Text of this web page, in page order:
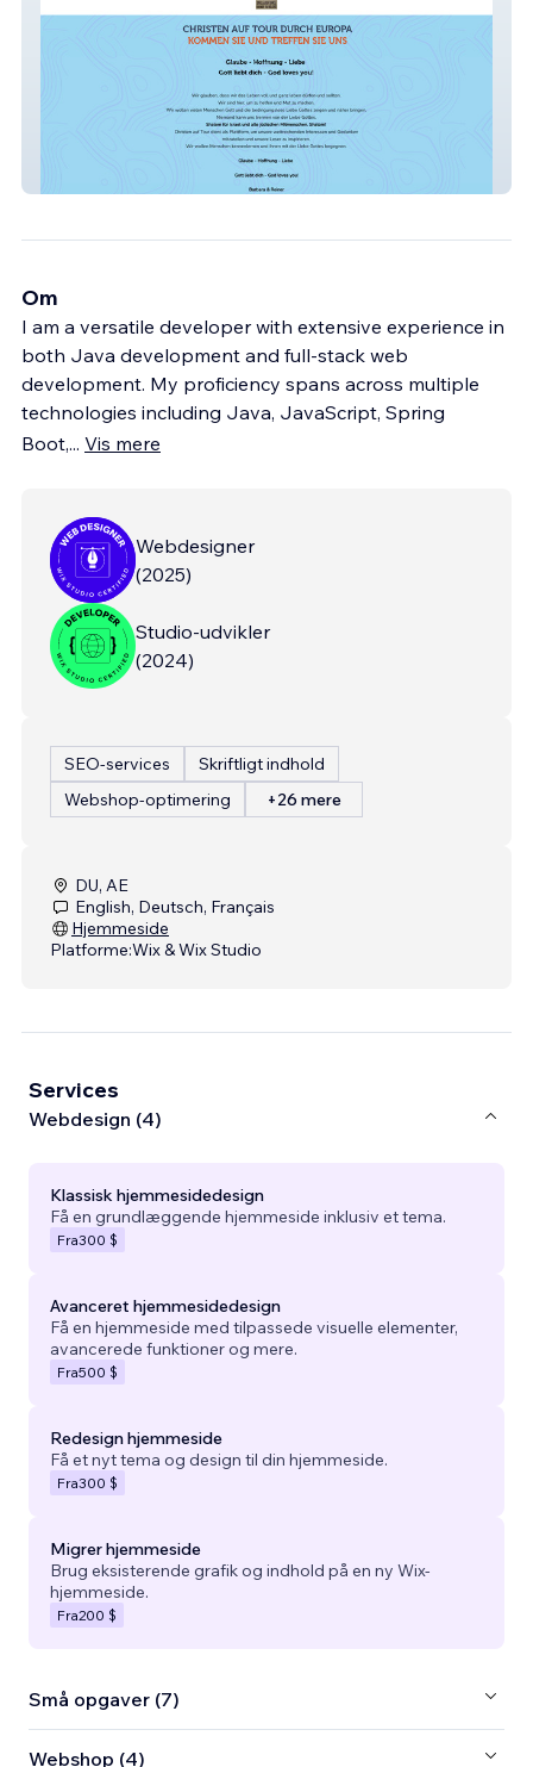
CHRISTEN AUF TOUR DURCH EUROPA
Om
I am a versatile developer with extensive experience in
both Java development and full-stack web
development. My proficiency spans across multiple
technologies including Java, JavaScript, Spring
Boot,... Vis mere
Webdesigner
(2025)
Studio-udvikler
(2024)
SEO-services
Skriftligt indhold
Webshop-optimering
+26 mere
DU, AE
English, Deutsch, Français
Hjemmeside
Platforme:Wix & Wix Studio
Services
Webdesign (4)
Klassisk hjemmesidedesign
Få en grundlæggende hjemmeside inklusiv et tema.
Fra300 $
Avanceret hjemmesidedesign
Få en hjemmeside med tilpassede visuelle elementer,
avancerede funktioner og mere.
Fra500 $
Redesign hjemmeside
Få et nyt tema og design til din hjemmeside.
Fra300 $
Migrer hjemmeside
Brug eksisterende grafik og indhold på en ny Wix-
hjemmeside.
Fra200 $
Små opgaver (7)
Webshop (4)